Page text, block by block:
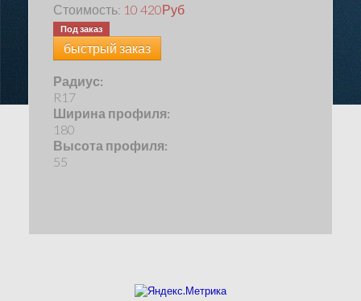
Стоимость: 10 420Руб
Под заказ
быстрый заказ
Радиус:
R17
Ширина профиля:
180
Высота профиля:
55